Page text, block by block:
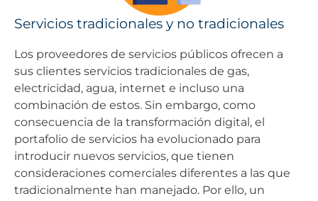
Servicios tradicionales y no tradicionales
Los proveedores de servicios públicos ofrecen a
sus clientes servicios tradicionales de gas,
electricidad, agua, internet e incluso una
combinación de estos. Sin embargo, como
consecuencia de la transformación digital, el
portafolio de servicios ha evolucionado para
introducir nuevos servicios, que tienen
consideraciones comerciales diferentes a las que
tradicionalmente han manejado. Por ello, un